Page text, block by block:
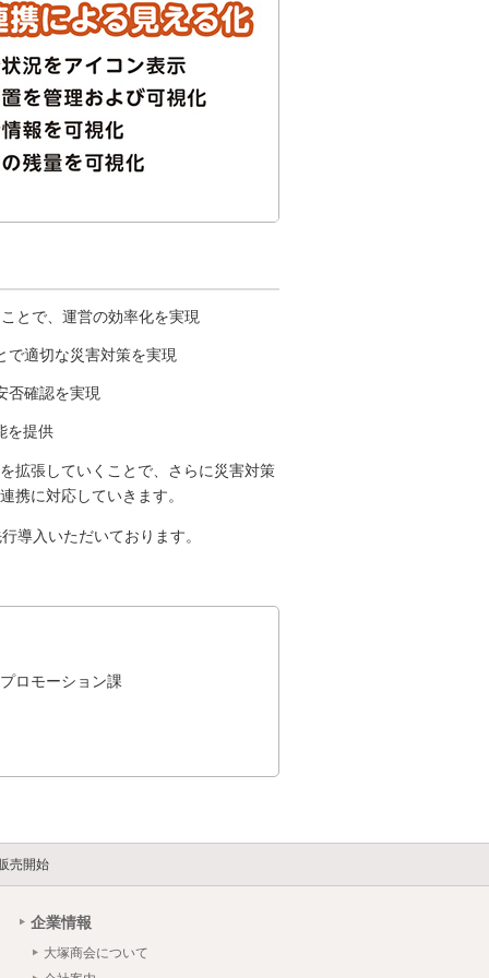
とで、運営の効率化を実現
で適切な災害対策を実現
否確認を実現
を提供
拡張していくことで、さらに災害対策
携に対応していきます。
導入いただいております。
ロモーション課
売開始
企業情報
大塚商会について